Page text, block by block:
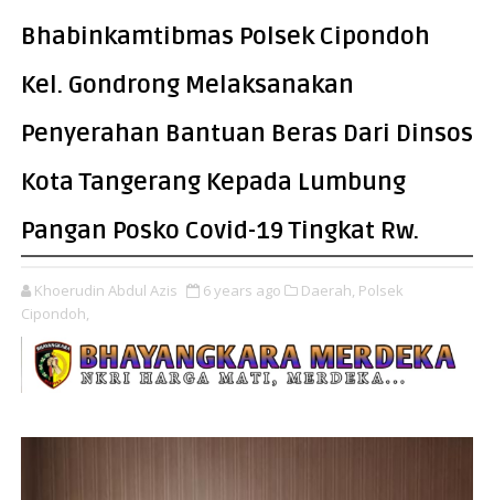
Bhabinkamtibmas Polsek Cipondoh
Kel. Gondrong Melaksanakan
Penyerahan Bantuan Beras Dari Dinsos
Kota Tangerang Kepada Lumbung
Pangan Posko Covid-19 Tingkat Rw.
Khoerudin Abdul Azis 6 years ago Daerah, Polsek
Cipondoh,